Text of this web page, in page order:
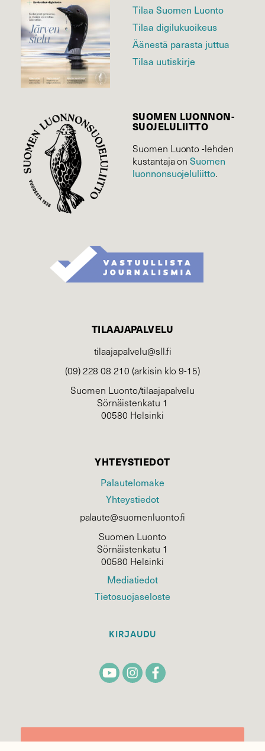
Tilaa Suomen Luonto
Tilaa digilukuoikeus
Äänestä parasta juttua
Tilaa uutiskirje
SUOMEN LUONNON­
SUOJELU­LIITTO
Suomen Luonto -lehden
kustantaja onSuomen
luonnonsuojelu­liitto.
TILAAJAPALVELU
tilaajapalvelu@sll.fi
(09) 228 08 210 (arkisin klo 9-15)
Suomen Luonto/tilaajapalvelu
Sörnäistenkatu 1
00580 Helsinki
YHTEYSTIEDOT
Palautelomake
Yhteystiedot
palaute@suomenluonto.fi
Suomen Luonto
Sörnäistenkatu 1
00580 Helsinki
Mediatiedot
Tietosuojaseloste
KIRJAUDU